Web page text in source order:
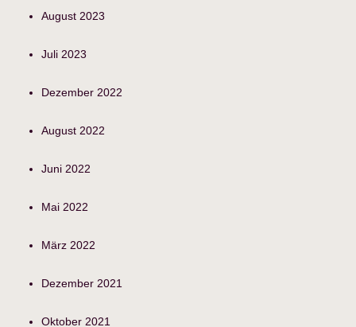
August 2023
Juli 2023
Dezember 2022
August 2022
Juni 2022
Mai 2022
März 2022
Dezember 2021
Oktober 2021